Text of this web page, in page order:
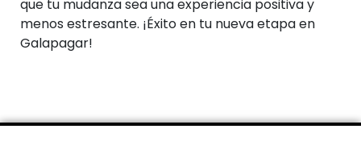
que tu mudanza sea una experiencia positiva y
menos estresante. ¡Éxito en tu nueva etapa en
Galapagar!